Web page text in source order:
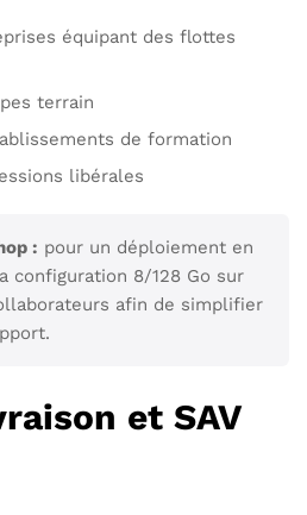
équipant des flottes
terrain
de formation
libérales
: pour un déploiement en
configuration 8/128 Go sur
afin de simplifier
et SAV